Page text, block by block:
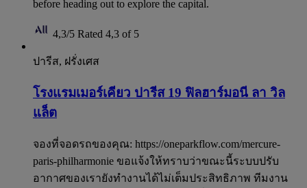
before heading out to explore the capital.
4,3/5 Rated 4,3 of 5
ปารีส, ฝรั่งเศส
โรงแรมเมอร์เคียว ปารีส 19 ฟิลฮาร์มอนี ลา วิล
แล็ต
จองที่จอดรถของคุณ: https://oneparkflow.com/mercure-
paris-philharmonie ขอแจ้งให้ทราบว่าขณะนี้ระบบปรับ
อากาศของเรายังทำงานได้ไม่เต็มประสิทธิภาพ ทีมงาน